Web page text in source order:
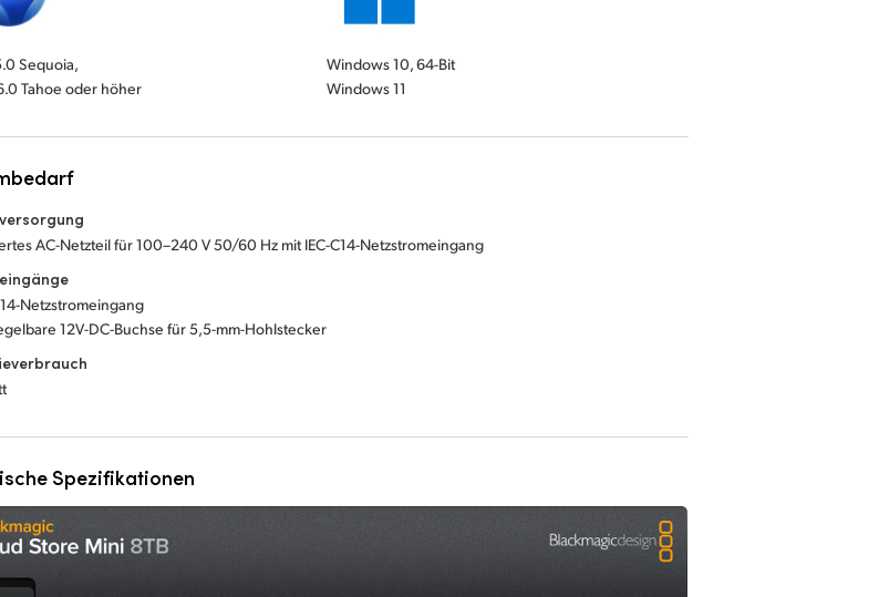
Sequoia,
Tahoe oder höher
Windows 10, 64-Bit
Windows 11
AC-Netzteil für 100–240 V 50/60 Hz mit IEC-C14-Netzstromeingang
Netzstromeingang
12V-DC-Buchse für 5,5-mm-Hohlstecker
Spezifikationen